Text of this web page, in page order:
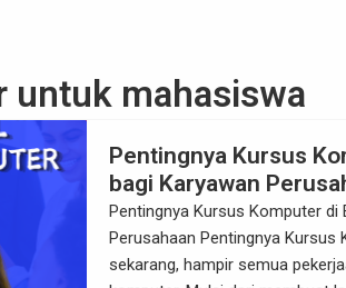
untuk mahasiswa
Pentingnya Kursus
bagi Karyawan
Pentingnya Kursus Komputer di
Perusahaan Pentingnya
sekarang, hampir semua